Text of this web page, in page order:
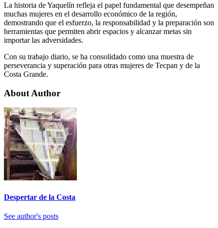
La historia de Yaquelín refleja el papel fundamental que desempeñan
muchas mujeres en el desarrollo económico de la región,
demostrando que el esfuerzo, la responsabilidad y la preparación son
herramientas que permiten abrir espacios y alcanzar metas sin
importar las adversidades.
Con su trabajo diario, se ha consolidado como una muestra de
perseverancia y superación para otras mujeres de Tecpan y de la
Costa Grande.
About Author
Despertar de la Costa
See author's posts